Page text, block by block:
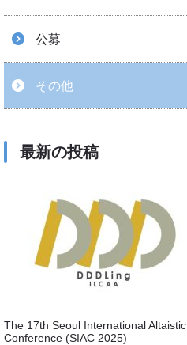
公募
その他
最新の投稿
The 17th Seoul International Altaistic
Conference (SIAC 2025)